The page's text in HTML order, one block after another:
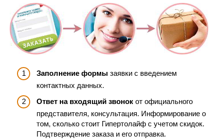
Заполнение формы заявки с введением
контактных данных.
Ответ на входящий звонок от официального
представителя, консультация. Информирование о
том, сколько стоит Гипертолайф с учетом скидок.
Подтверждение заказа и его отправка.